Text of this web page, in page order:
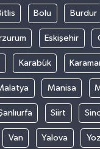
Bolu Burdur
Eskişehir
Karabük
Manisa
Siirt
Van Yalova